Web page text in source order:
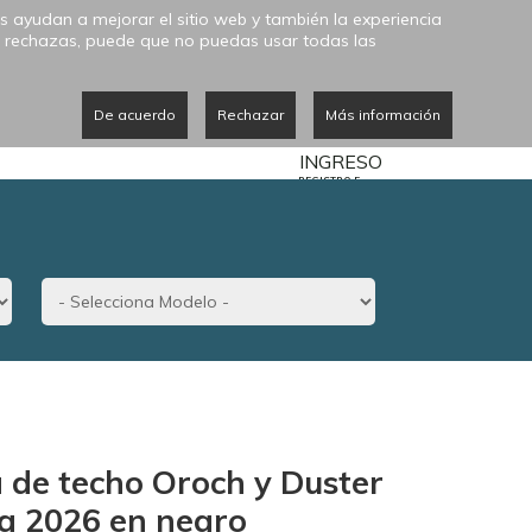
NOVEDADES CATÁLOGO
REGISTRO E
MIS COMPRAS
techo Oroch y Duster
2026 en negro
ayudan a mejorar el sitio web y también la experiencia
puede que no puedas usar todas las
Más información
De acuerdo Rechazar